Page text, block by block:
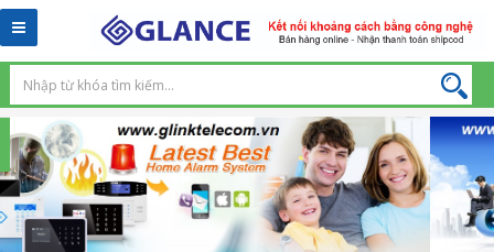
Toggle
navigation